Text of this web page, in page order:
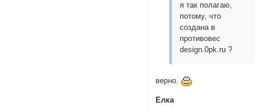
я так полагаю,
потому, что
создана в
противовес
design.0pk.ru ?
верно.
Елка